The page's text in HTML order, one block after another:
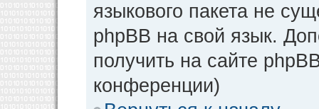
языкового пакета не
phpBB на свой язык.
получить на сайте
конференции)